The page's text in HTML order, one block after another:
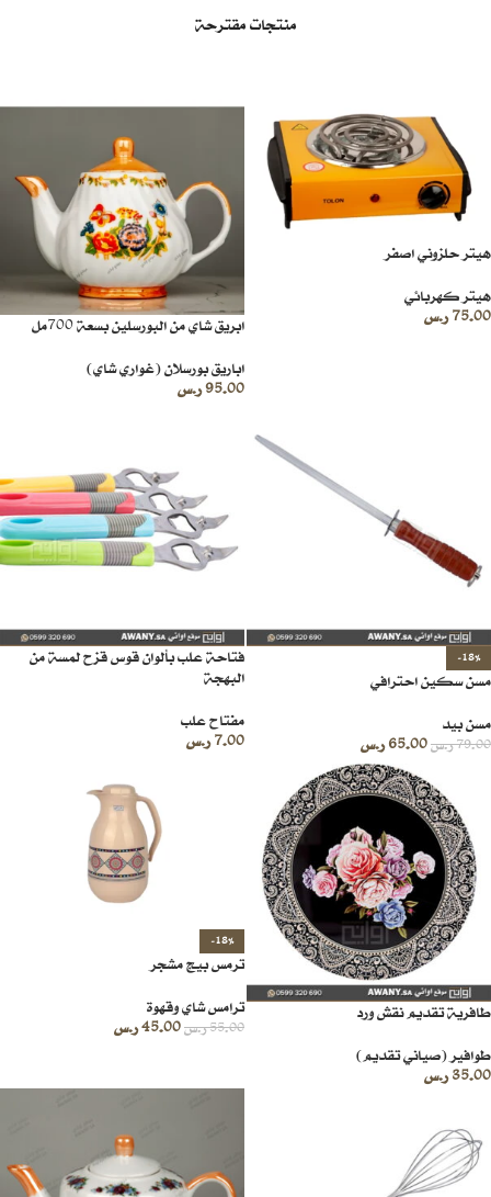
منتجات مقترحة
هيتر حلزوني اصفر
هيتر كهربائي
75.00ر.س
ابريق شاي من البورسلين بسعة 700مل
اباريق بورسلان (غواري شاي)
95.00ر.س
-18%
مسن سكين احترافي
مسن بيد
79.00ر.س65.00ر.س
فتاحة علب بألوان قوس قزح لمسة من
البهجة
مفتاح علب
7.00ر.س
طافرية تقديم نقش ورد
طوافير (صياني تقديم)
35.00ر.س
-18%
ترمس بيج مشجر
ترامس شاي وقهوة
55.00ر.س45.00ر.س